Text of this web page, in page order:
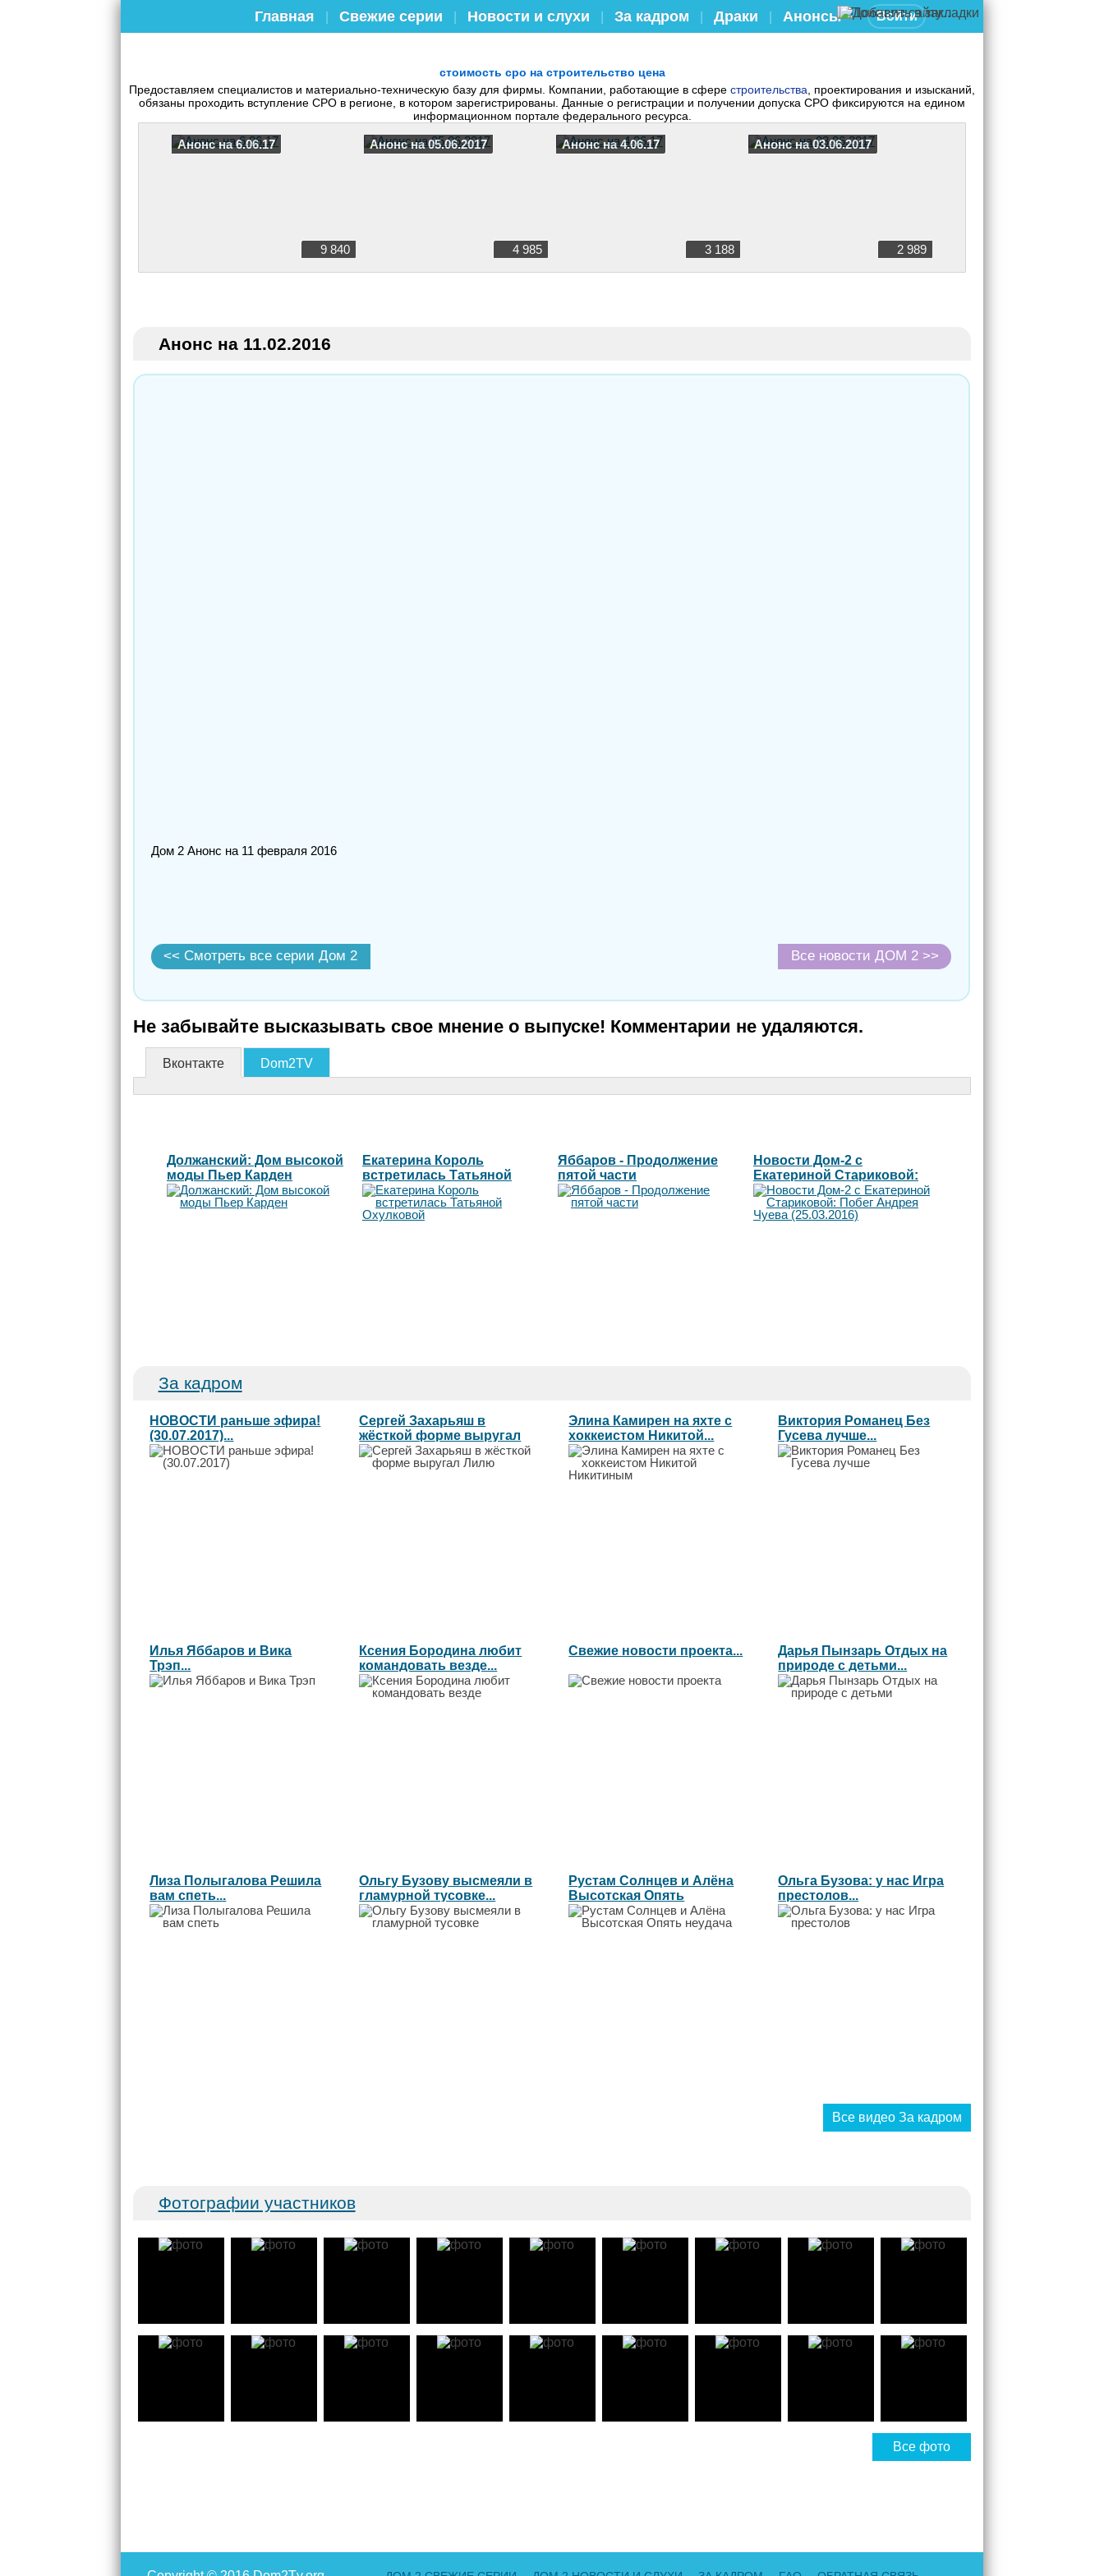
Главная Свежие серии Новости и слухи За кадром Драки Анонсы Войти
стоимость сро на строительство цена
Предоставляем специалистов и материально-техническую базу для фирмы. Компании, работающие в сфере строительства , проектирования и изысканий,
обязаны проходить вступление СРО в регионе, в котором зарегистрированы. Данные о регистрации и получении допуска СРО фиксируются на едином
информационном портале федерального ресурса.
Анонс на 6.06.17
9 840
Анонс на 05.06.2017
4 985
Анонс на 4.06.17
3 188
Анонс на 03.06.2017
2 989
Анонс на 11.02.2016
Дом 2 Анонс на 11 февраля 2016
<< Смотреть все серии Дом 2 Все новости ДОМ 2 >>
Не забывайте высказывать свое мнение о выпуске! Комментарии не удаляются.
Вконтакте Dom2TV
Должанский: Дом высокой
моды Пьер Карден
Екатерина Король
встретилась Татьяной
Охулковой
Яббаров - Продолжение
пятой части
Новости Дом-2 с
Екатериной Стариковой:
Побег Андрея Чуева
(25.03.2016)
За кадром
НОВОСТИ раньше эфира!
(30.07.2017)...
Сергей Захарьяш в
жёсткой форме выругал
Лилю...
Элина Камирен на яхте с
хоккеистом Никитой...
Виктория Романец Без
Гусева лучше...
Илья Яббаров и Вика
Трэп...
Ксения Бородина любит
командовать везде...
Свежие новости проекта...
Дарья Пынзарь Отдых на
природе с детьми...
Лиза Полыгалова Решила
вам спеть...
Ольгу Бузову высмеяли в
гламурной тусовке...
Рустам Солнцев и Алёна
Высотская Опять
неудача...
Ольга Бузова: у нас Игра
престолов...
Все видео За кадром
Фотографии участников
Все фото